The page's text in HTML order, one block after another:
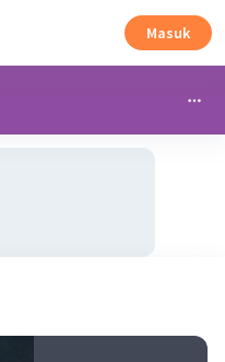
Masuk